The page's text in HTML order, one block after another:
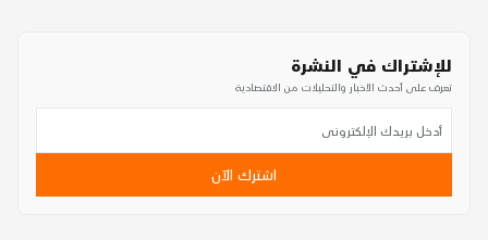
للإشتراك في النشرة
تعرف على أحدث الأخبار والتحليلات من الاقتصادية
اشترك الآن